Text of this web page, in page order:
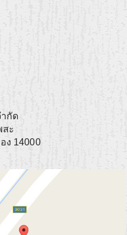
กัด
สะ
ง 14000